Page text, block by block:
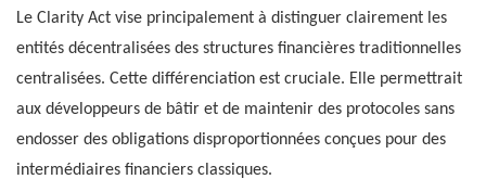
Le Clarity Act vise principalement à distinguer clairement les
entités décentralisées des structures financières traditionnelles
centralisées. Cette différenciation est cruciale. Elle permettrait
aux développeurs de bâtir et de maintenir des protocoles sans
endosser des obligations disproportionnées conçues pour des
intermédiaires financiers classiques.